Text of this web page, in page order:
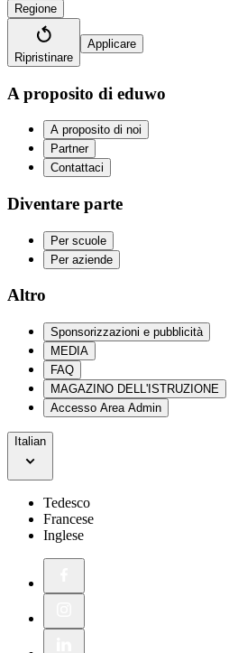
Regione
Ripristinare
Applicare
A proposito di eduwo
A proposito di noi
Partner
Contattaci
Diventare parte
Per scuole
Per aziende
Altro
Sponsorizzazioni e pubblicità
MEDIA
FAQ
MAGAZINO DELL'ISTRUZIONE
Accesso Area Admin
Italian
Tedesco
Francese
Inglese